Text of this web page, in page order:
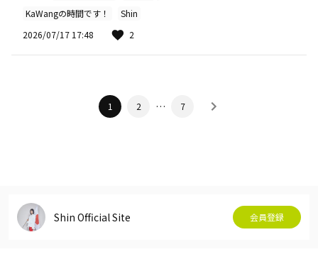
KaWangの時間です！
Shin
2026/07/17 17:48
2
1 2 … 7
Shin Official Site 会員登録